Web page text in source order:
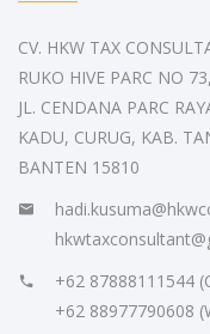
CV. HKW TAX
RUKO HIVE PARC NO 73,
JL. CENDANA PARC
KADU, CURUG, KAB.
BANTEN 15810
+62 87888111544
+62 88977790608